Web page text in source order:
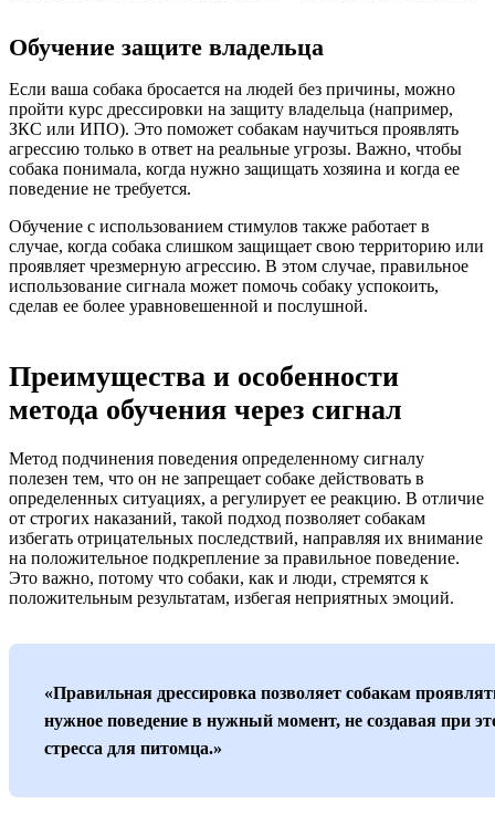
Обучение защите владельца
Если ваша собака бросается на людей без причины, можно
пройти курс дрессировки на защиту владельца (например,
ЗКС или ИПО). Это поможет собакам научиться проявлять
агрессию только в ответ на реальные угрозы. Важно, чтобы
собака понимала, когда нужно защищать хозяина и когда ее
поведение не требуется.
Обучение с использованием стимулов также работает в
случае, когда собака слишком защищает свою территорию или
проявляет чрезмерную агрессию. В этом случае, правильное
использование сигнала может помочь собаку успокоить,
сделав ее более уравновешенной и послушной.
Преимущества и особенности
метода обучения через сигнал
Метод подчинения поведения определенному сигналу
полезен тем, что он не запрещает собаке действовать в
определенных ситуациях, а регулирует ее реакцию. В отличие
от строгих наказаний, такой подход позволяет собакам
избегать отрицательных последствий, направляя их внимание
на положительное подкрепление за правильное поведение.
Это важно, потому что собаки, как и люди, стремятся к
положительным результатам, избегая неприятных эмоций.
«Правильная дрессировка позволяет собакам
нужное поведение в нужный момент, не создавая при
стресса для питомца.»